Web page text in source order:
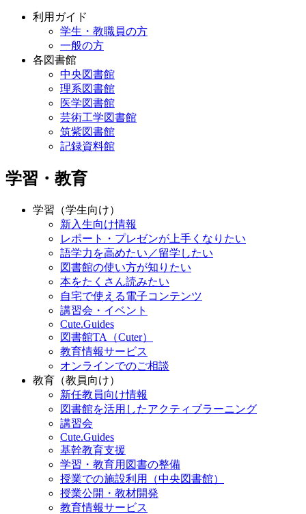
利用ガイド
学生・教職員の方
一般の方
各図書館
中央図書館
理系図書館
医学図書館
芸術工学図書館
筑紫図書館
記録資料館
学習・教育
学習（学生向け）
新入生向け情報
レポート・プレゼンが上手くなりたい
語学力を高めたい／留学したい
図書館の使い方が知りたい
本をたくさん読みたい
自宅で使える電子コンテンツ
講習会・イベント
Cute.Guides
図書館TA（Cuter）
教育情報サービス
オンラインでのご相談
教育（教員向け）
新任教員向け情報
図書館を活用したアクティブラーニング
講習会
Cute.Guides
基幹教育支援
学習・教育用図書の整備
授業での施設利用（中央図書館）
授業公開・教材開発
教育情報サービス